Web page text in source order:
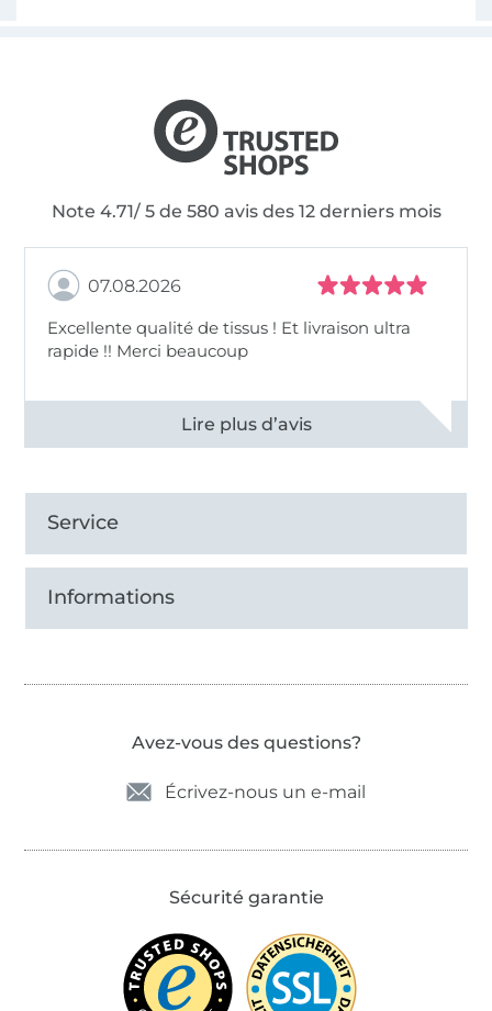
Note 4.71/ 5 de 580 avis des 12 derniers mois
07.08.2026
Excellente qualité de tissus ! Et livraison ultra
rapide !! Merci beaucoup
Voir tous les 11497 commentaires
Service
Informations
Avez-vous des questions?
Écrivez-nous un e-mail
Sécurité garantie